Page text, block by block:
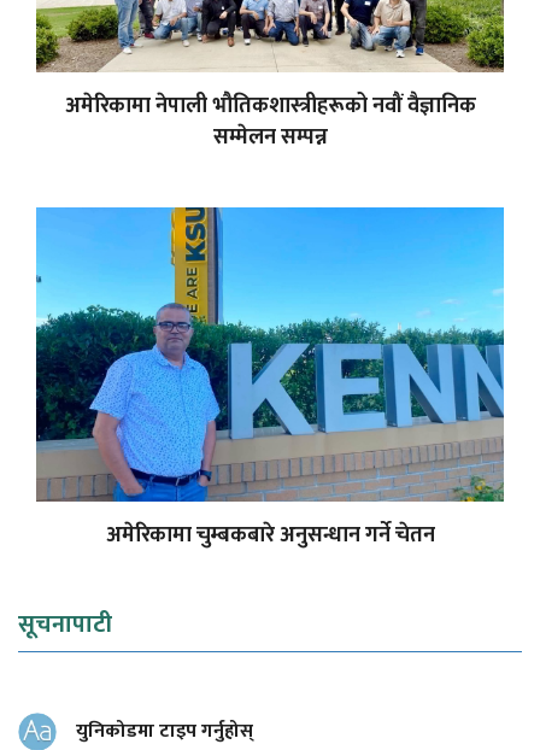
अमेरिकामा नेपाली भौतिकशास्त्रीहरूको नवौं वैज्ञानिक
सम्मेलन सम्पन्न
अमेरिकामा चुम्बकबारे अनुसन्धान गर्ने चेतन
सूचनापाटी
युनिकोडमा टाइप गर्नुहोस्